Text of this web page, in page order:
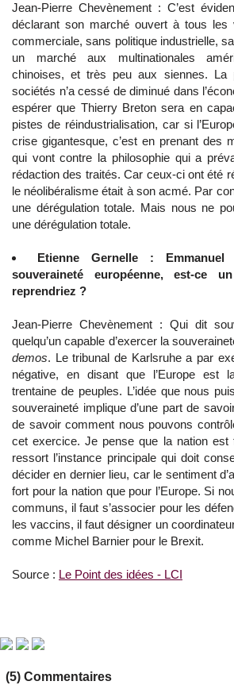
Jean-Pierre Chevènement : C’est
déclarant son marché ouvert à tous les
commerciale, sans politique industrielle,
un marché aux multinationales
chinoises, et très peu aux siennes. La
sociétés n’a cessé de diminué dans
espérer que Thierry Breton sera en
pistes de réindustrialisation, car si
crise gigantesque, c’est en prenant des
qui vont contre la philosophie qui a
rédaction des traités. Car ceux-ci ont été
le néolibéralisme était à son acmé. Par
une dérégulation totale. Mais nous ne
une dérégulation totale.
Etienne Gernelle :
souveraineté européenne, est-ce
reprendriez ?
Jean-Pierre Chevènement : Qui dit
quelqu’un capable d’exercer la
demos. Le tribunal de Karlsruhe a par
négative, en disant que l’Europe est
trentaine de peuples. L’idée que nous
souveraineté implique d’une part de
de savoir comment nous pouvons
cet exercice. Je pense que la nation est
ressort l’instance principale qui doit
décider en dernier lieu, car le sentiment
fort pour la nation que pour l’Europe. Si
communs, il faut s’associer pour les
les vaccins, il faut désigner un
comme Michel Barnier pour le Brexit.
Source : Le Point des idées - LCI
(5) Commentaires